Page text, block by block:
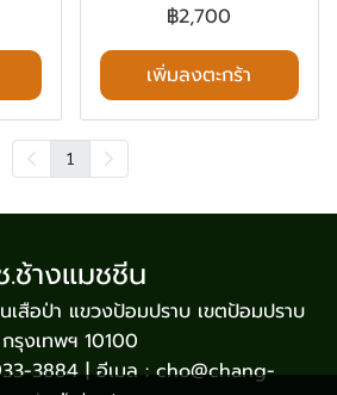
฿2,700
เพิ่มลงตะกร้า
1
.ช้างแมชชีน
สือป่า แขวงป้อมปราบ เขตป้อมปราบ
กรุงเทพฯ 10100
3884 | อีเมล : cho@chang-